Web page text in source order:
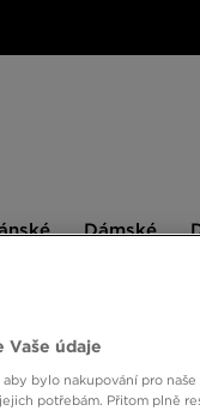
Dámské
Vaše údaje
aby bylo nakupování pro
potřebám. Přitom plně